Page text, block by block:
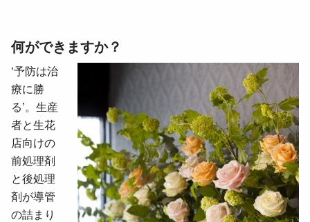
何ができますか？
‘予防は治
療に勝
る’。生産
者と生花
店向けの
前処理剤
と後処理
剤が導管
の詰まり